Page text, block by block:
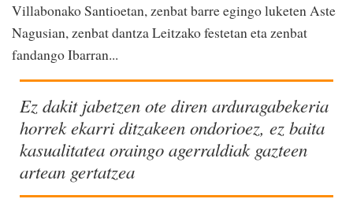
Villabonako Santioetan, zenbat barre egingo luketen Aste
Nagusian, zenbat dantza Leitzako festetan eta zenbat
fandango Ibarran...
Ez dakit jabetzen ote diren arduragabekeria
horrek ekarri ditzakeen ondorioez, ez baita
kasualitatea oraingo agerraldiak gazteen
artean gertatzea